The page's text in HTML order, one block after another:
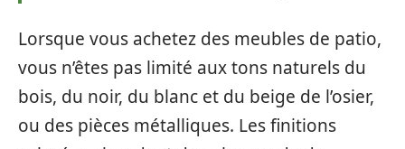
Lorsque vous achetez des meubles de patio,
vous n’êtes pas limité aux tons naturels du
bois, du noir, du blanc et du beige de l’osier,
ou des pièces métalliques. Les finitions